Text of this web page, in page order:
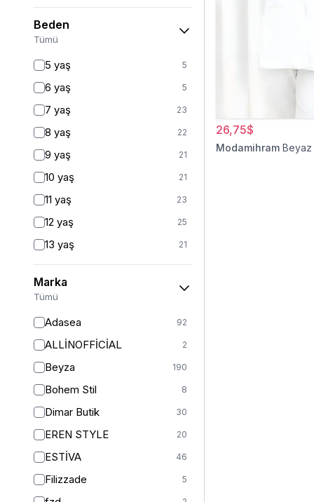
Geniş Paça 40
Palazzo 27
Kargo
Beden
Tümü
5 yaş 5
6 yaş 5
7 yaş 23
8 yaş 22
9 yaş 21
10 yaş 21
11 yaş 23
12 yaş 25
13 yaş 21
14 yaş 24
2 (44-46-48) 7
Marka
Tümü
Adasea 92
ALLİNOFFİCİAL 2
Beyza 190
Bohem Stil 8
Dimar Butik 30
EREN STYLE 20
ESTİVA 46
Filizzade 5
26,75$
Modamihram